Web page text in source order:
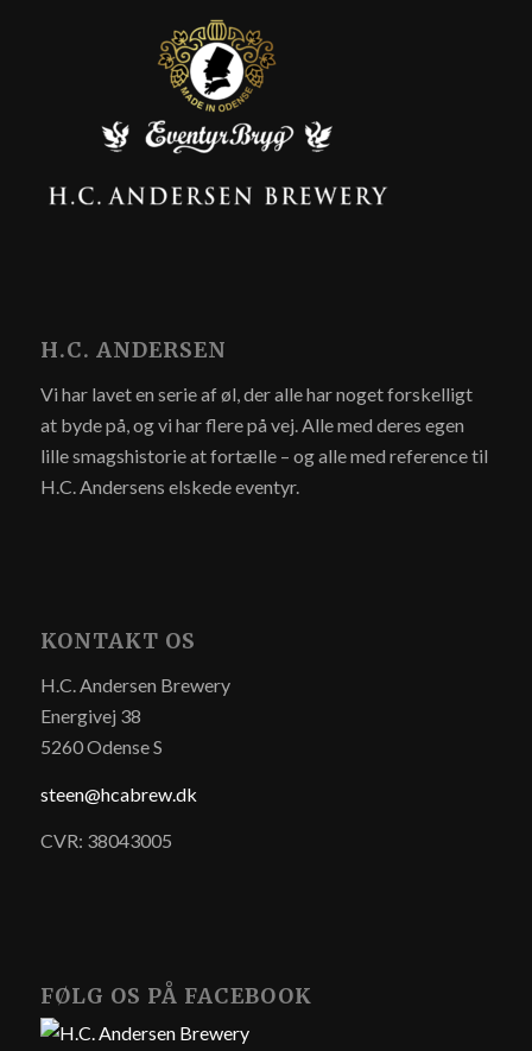
H.C. ANDERSEN
Vi har lavet en serie af øl, der alle har noget forskelligt
at byde på, og vi har flere på vej. Alle med deres egen
lille smagshistorie at fortælle – og alle med reference til
H.C. Andersens elskede eventyr.
KONTAKT OS
H.C. Andersen Brewery
Energivej 38
5260 Odense S
steen@hcabrew.dk
CVR: 38043005
FØLG OS PÅ FACEBOOK